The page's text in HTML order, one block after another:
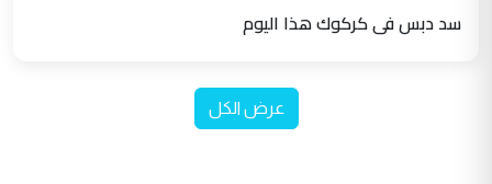
سد دبس في كركوك هذا اليوم
عرض الكل